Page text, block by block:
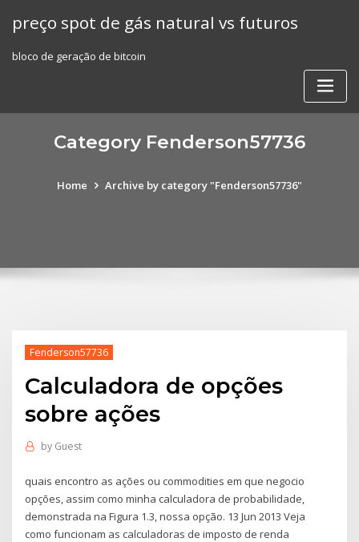
preço spot de gás natural vs futuros
bloco de geração de bitcoin
Category Fenderson57736
Home Archive by category "Fenderson57736"
Fenderson57736
Calculadora de opções
sobre ações
by Guest
quais encontro as ações ou commodities em que negocio
opções, assim como minha calculadora de probabilidade,
demonstrada na Figura 1.3, nossa opção. 13 Jun 2013 Veja
como funcionam as calculadoras de imposto de renda